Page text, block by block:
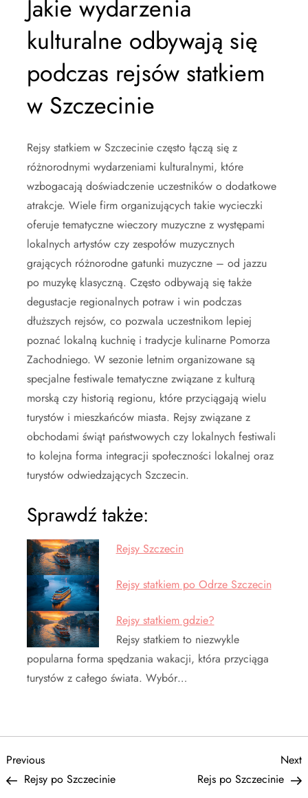
Jakie wydarzenia
kulturalne odbywają się
podczas rejsów statkiem
w Szczecinie
Rejsy statkiem w Szczecinie często łączą się z
różnorodnymi wydarzeniami kulturalnymi, które
wzbogacają doświadczenie uczestników o dodatkowe
atrakcje. Wiele firm organizujących takie wycieczki
oferuje tematyczne wieczory muzyczne z występami
lokalnych artystów czy zespołów muzycznych
grających różnorodne gatunki muzyczne – od jazzu
po muzykę klasyczną. Często odbywają się także
degustacje regionalnych potraw i win podczas
dłuższych rejsów, co pozwala uczestnikom lepiej
poznać lokalną kuchnię i tradycje kulinarne Pomorza
Zachodniego. W sezonie letnim organizowane są
specjalne festiwale tematyczne związane z kulturą
morską czy historią regionu, które przyciągają wielu
turystów i mieszkańców miasta. Rejsy związane z
obchodami świąt państwowych czy lokalnych festiwali
to kolejna forma integracji społeczności lokalnej oraz
turystów odwiedzających Szczecin.
Sprawdź także:
Rejsy Szczecin
Rejsy statkiem po Odrze Szczecin
Rejsy statkiem gdzie?
Rejsy statkiem to niezwykle
popularna forma spędzania wakacji, która przyciąga
turystów z całego świata. Wybór…
N
Previous
Post
Previous
Rejsy po Szczecinie
Next
Rejs po Szczecinie